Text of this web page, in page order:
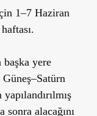
1–7 Haziran
yere
sonra alacağını